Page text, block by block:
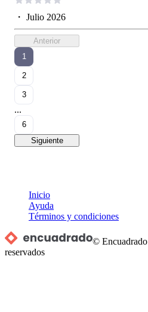
・ Julio 2026
Anterior
1
2
3
...
6
Siguiente
Inicio
Ayuda
Términos y condiciones
© Encuadrado
reservados